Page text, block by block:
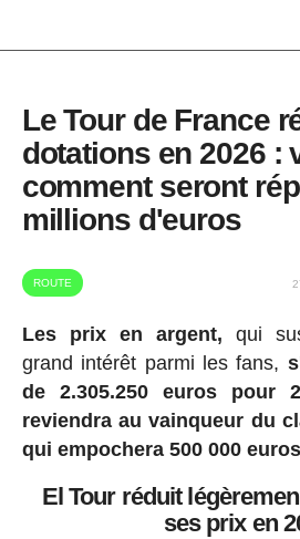
Le Tour de France
dotations en 2026 :
comment seront
millions d'euros
ROUTE
Les prix en argent, qui
grand intérêt parmi les fans,
de 2.305.250 euros pour
reviendra au vainqueur du
qui empochera 500 000
El Tour réduit
ses prix en